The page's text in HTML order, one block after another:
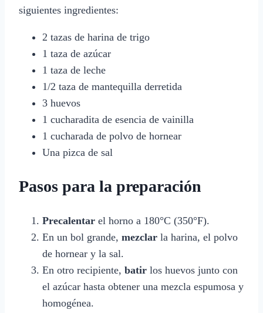
siguientes ingredientes:
2 tazas de harina de trigo
1 taza de azúcar
1 taza de leche
1/2 taza de mantequilla derretida
3 huevos
1 cucharadita de esencia de vainilla
1 cucharada de polvo de hornear
Una pizca de sal
Pasos para la preparación
Precalentar el horno a 180°C (350°F).
En un bol grande, mezclar la harina, el polvo
de hornear y la sal.
En otro recipiente, batir los huevos junto con
el azúcar hasta obtener una mezcla espumosa y
homogénea.